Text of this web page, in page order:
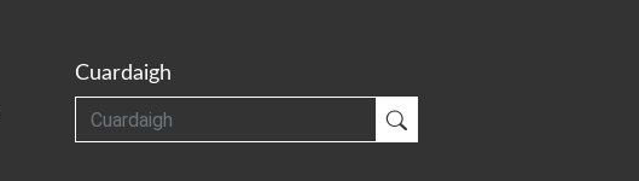
Cuardaigh
Cuardaigh